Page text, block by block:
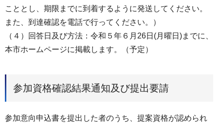
こととし、期限までに到着するように発送してください。
また、到達確認を電話で行ってください。）
（４）回答日及び方法：令和５年６月26日(月曜日)までに、
本市ホームページに掲載します。（予定）
参加資格確認結果通知及び提出要請
参加意向申込書を提出した者のうち、提案資格が認められ